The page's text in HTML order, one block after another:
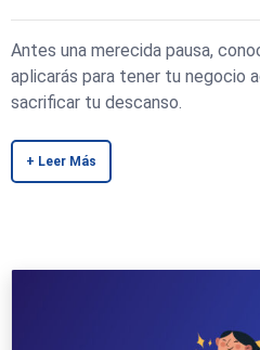
Antes una merecida pausa,
aplicarás para tener tu negocio
sacrificar tu descanso.
+ Leer Más